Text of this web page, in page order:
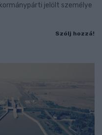
jelölt személye
Szólj hozzá!